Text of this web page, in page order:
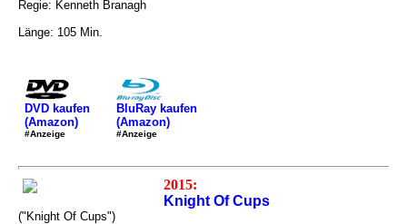
Regie: Kenneth Branagh
Länge: 105 Min.
DVD kaufen
(Amazon)
#Anzeige
BluRay kaufen
(Amazon)
#Anzeige
2015:
Knight Of Cups
("Knight Of Cups")